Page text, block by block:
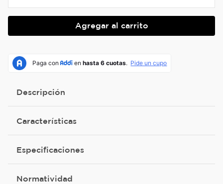
Agregar al carrito
Descripción
Características
Especificaciones
Normatividad